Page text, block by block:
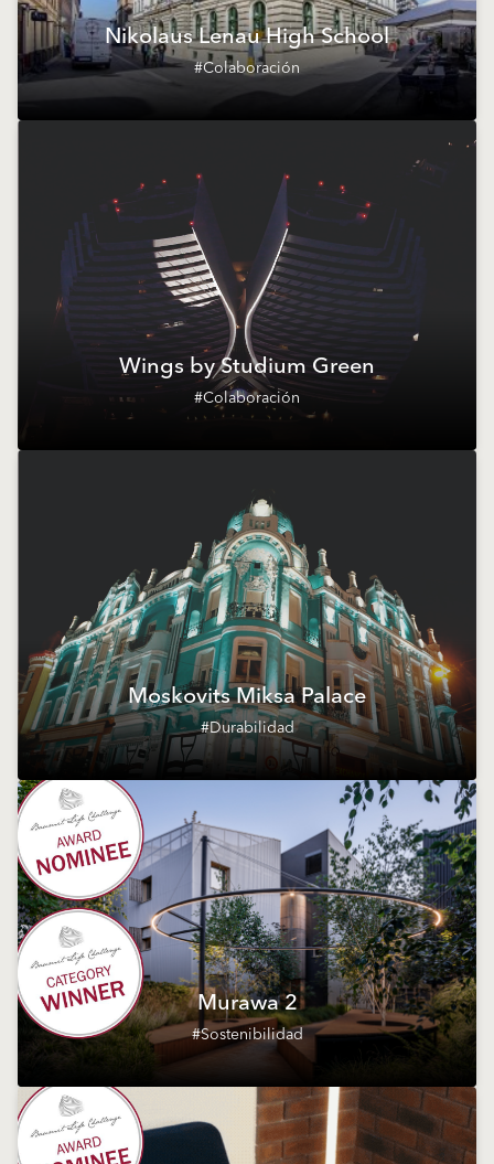
Nikolaus Lenau High School
#Colaboración
Wings by Studium Green
#Colaboración
Moskovits Miksa Palace
#Durabilidad
Murawa 2
#Sostenibilidad